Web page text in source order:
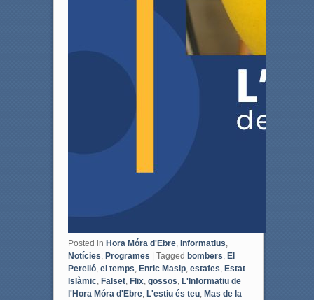
Posted in Hora Móra d'Ebre, Informatius
Notícies Programes | Tagged bombers El
Perelló, el temps Enric Masip, estafes Estat
Islàmic, Falset, Flix, gossos L'Informatiu de
l'Hora Móra d'Ebre, L'estiu és teu, Mas de la